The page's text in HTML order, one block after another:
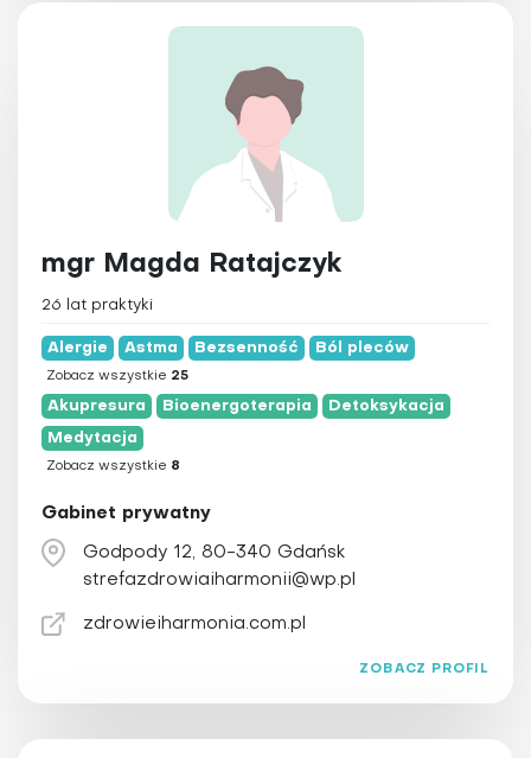
mgr Magda Ratajczyk
26 lat praktyki
Alergie Astma Bezsenność Ból pleców
Zobacz wszystkie 25
Akupresura Bioenergoterapia Detoksykacja
Medytacja
Zobacz wszystkie 8
Gabinet prywatny
Godpody 12, 80-340 Gdańsk
strefazdrowiaiharmonii@wp.pl
zdrowieiharmonia.com.pl
ZOBACZ PROFIL